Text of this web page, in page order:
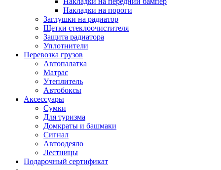
Накладки на пороги
Заглушки на радиатор
Щетки стеклоочистителя
Защита радиатора
Уплотнители
Перевозка грузов
Автопалатка
Матрас
Утеплитель
Автобоксы
Аксессуары
Сумки
Для туризма
Домкраты и башмаки
Сигнал
Автоодеяло
Лестницы
Подарочный сертификат